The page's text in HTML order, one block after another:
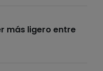
más ligero entre